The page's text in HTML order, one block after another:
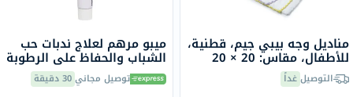
مناديل وجه بيبي جيم، قطنية،
للأطفال، مقاس: 20 × 20
سم، 10 قطعالتوصيلغداً
ميبو مرهم لعلاج ندبات حب
الشباب والحفاظ على الرطوبة
50 جرام توصيل مجاني30 دقيقة